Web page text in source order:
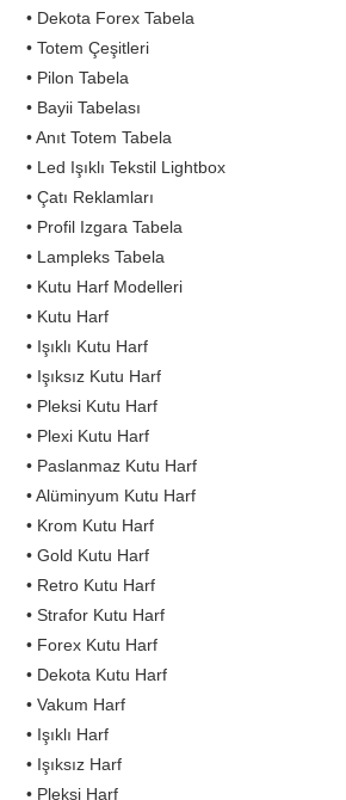
• Dekota Forex Tabela
• Totem Çeşitleri
• Pilon Tabela
• Bayii Tabelası
• Anıt Totem Tabela
• Led Işıklı Tekstil Lightbox
• Çatı Reklamları
• Profil Izgara Tabela
• Lampleks Tabela
• Kutu Harf Modelleri
• Kutu Harf
• Işıklı Kutu Harf
• Işıksız Kutu Harf
• Pleksi Kutu Harf
• Plexi Kutu Harf
• Paslanmaz Kutu Harf
• Alüminyum Kutu Harf
• Krom Kutu Harf
• Gold Kutu Harf
• Retro Kutu Harf
• Strafor Kutu Harf
• Forex Kutu Harf
• Dekota Kutu Harf
• Vakum Harf
• Işıklı Harf
• Işıksız Harf
• Pleksi Harf